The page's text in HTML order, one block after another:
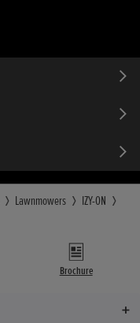
Lawnmowers
IZY-ON
Brochure